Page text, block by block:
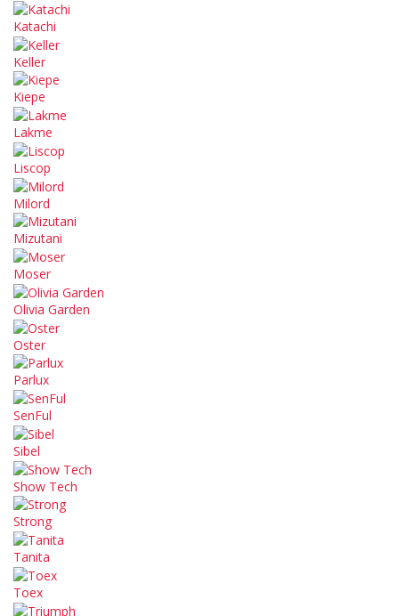
Katachi
Keller
Kiepe
Lakme
Liscop
Milord
Mizutani
Moser
Olivia Garden
Oster
Parlux
SenFul
Sibel
Show Tech
Strong
Tanita
Toex